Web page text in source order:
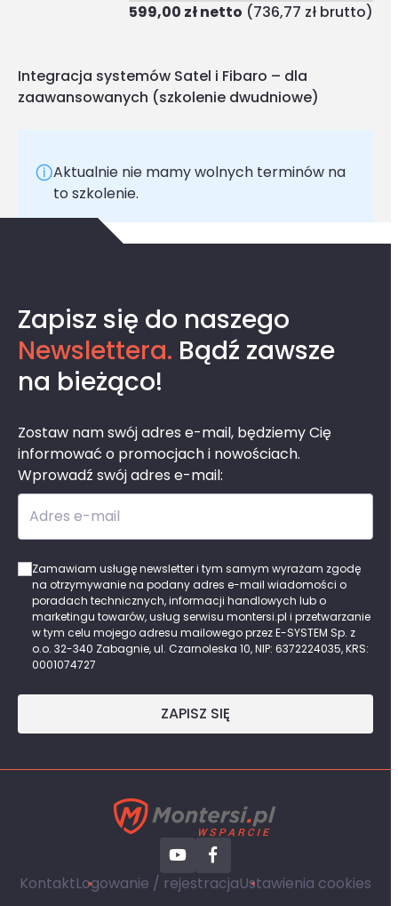
599,00 zł netto (736,77 zł brutto)
Integracja systemów Satel i Fibaro – dla
zaawansowanych (szkolenie dwudniowe)
Aktualnie nie mamy wolnych terminów na
to szkolenie.
Zapisz się do naszego
Newslettera. Bądź zawsze
na bieżąco!
Zostaw nam swój adres e-mail, będziemy Cię
informować o promocjach i nowościach.
Wprowadź swój adres e-mail:
Adres e-mail
Zamawiam usługę newsletter i tym samym wyrażam zgodę
na otrzymywanie na podany adres e-mail wiadomości o
poradach technicznych, informacji handlowych lub o
marketingu towarów, usług serwisu montersi.pl i przetwarzanie
w tym celu mojego adresu mailowego przez E-SYSTEM Sp. z
o.o. 32-340 Zabagnie, ul. Czarnoleska 10, NIP: 6372224035, KRS:
0001074727
ZAPISZ SIĘ
KontaktLogowanie / rejestracjaUstawienia cookies